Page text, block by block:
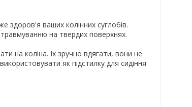
здоров'я ваших колінних суглобів.
на твердих поверхнях.
на коліна. Їх зручно вдягати, вони не
як підстилку для сидіння